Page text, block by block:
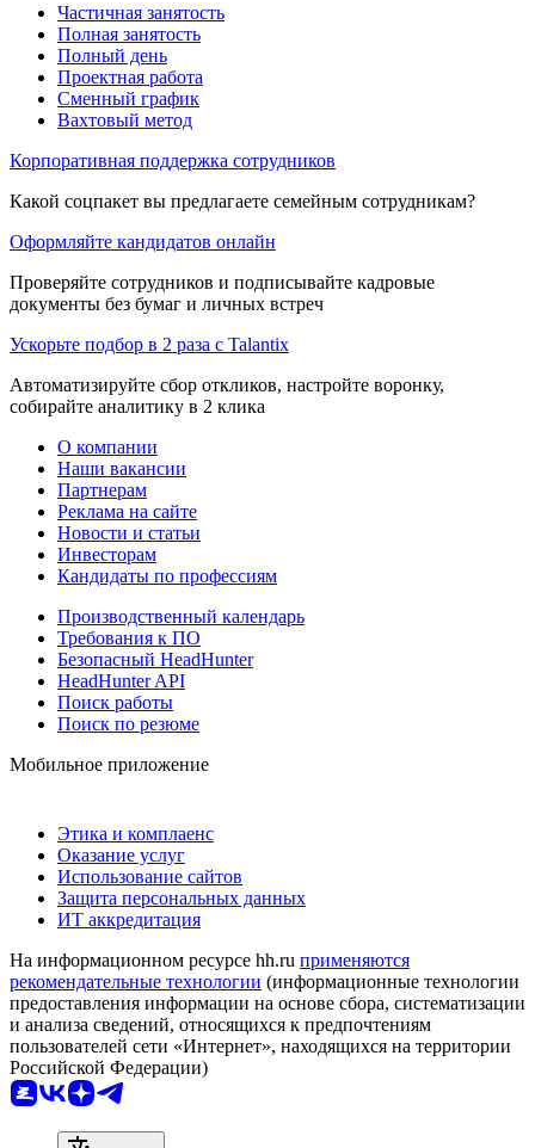
Частичная занятость
Полная занятость
Полный день
Проектная работа
Сменный график
Вахтовый метод
Корпоративная поддержка сотрудников
Какой соцпакет вы предлагаете семейным сотрудникам?
Оформляйте кандидатов онлайн
Проверяйте сотрудников и подписывайте кадровые
документы без бумаг и личных встреч
Ускорьте подбор в 2 раза с Talantix
Автоматизируйте сбор откликов, настройте воронку,
собирайте аналитику в 2 клика
О компании
Наши вакансии
Партнерам
Реклама на сайте
Новости и статьи
Инвесторам
Кандидаты по профессиям
Производственный календарь
Требования к ПО
Безопасный HeadHunter
HeadHunter API
Поиск работы
Поиск по резюме
Мобильное приложение
Этика и комплаенс
Оказание услуг
Использование сайтов
Защита персональных данных
ИТ аккредитация
На информационном ресурсе hh.ru применяются
рекомендательные технологии (информационные технологии
предоставления информации на основе сбора, систематизации
и анализа сведений, относящихся к предпочтениям
пользователей сети «Интернет», находящихся на территории
Российской Федерации)